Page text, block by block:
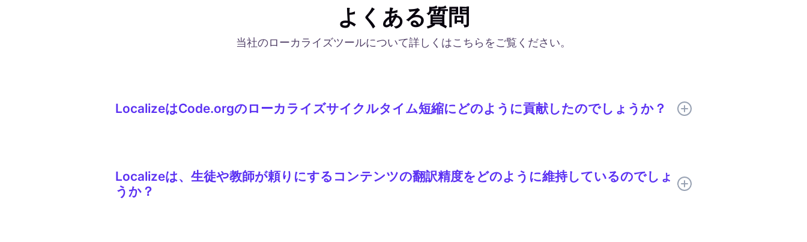
よくある質問
当社のローカライズツールについて詳しくはこちらをご覧ください。
LocalizeはCode.orgのローカライズサイクルタイム短縮にどのように貢献したのでしょうか？
Localizeは、生徒や教師が頼りにするコンテンツの翻訳精度をどのように維持しているのでしょ
うか？